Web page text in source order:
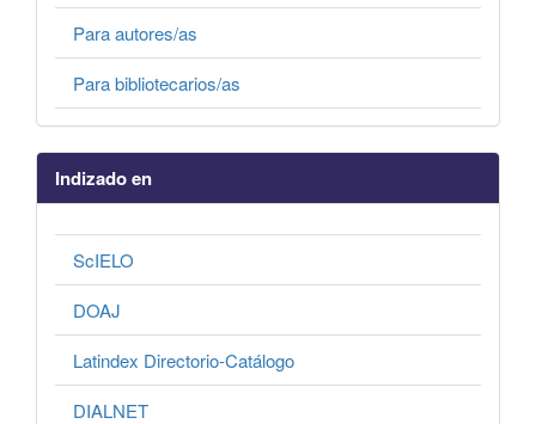
Para autores/as
Para bibliotecarios/as
Indizado en
ScIELO
DOAJ
Latindex Directorio-Catálogo
DIALNET